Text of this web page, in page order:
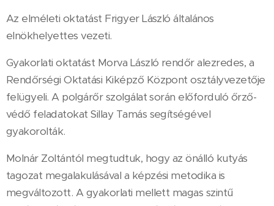
Az elméleti oktatást Frigyer László általános
elnökhelyettes vezeti.
Gyakorlati oktatást Morva László rendőr alezredes, a
Rendőrségi Oktatási Kiképző Központ osztályvezetője
felügyeli. A polgárőr szolgálat során előforduló őrző-
védő feladatokat Sillay Tamás segítségével
gyakorolták.
Molnár Zoltántól megtudtuk, hogy az önálló kutyás
tagozat megalakulásával a képzési metodika is
megváltozott. A gyakorlati mellett magas szintű